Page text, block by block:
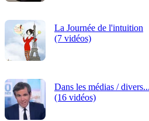
La Journée de l'intuition
(7 vidéos)
Dans les médias / divers...
(16 vidéos)